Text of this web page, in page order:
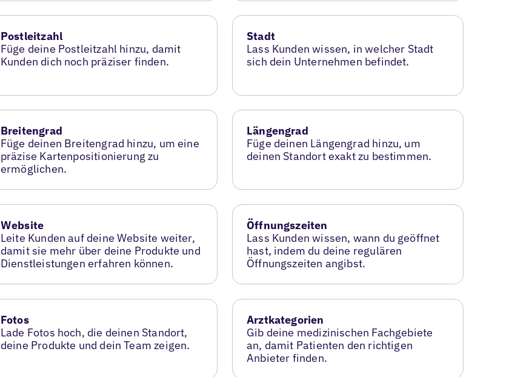
Postleitzahl
Füge deine Postleitzahl hinzu, damit
Kunden dich noch präziser finden.
Stadt
Lass Kunden wissen, in welcher Stadt
sich dein Unternehmen befindet.
Breitengrad
Füge deinen Breitengrad hinzu, um eine
präzise Kartenpositionierung zu
ermöglichen.
Längengrad
Füge deinen Längengrad hinzu, um
deinen Standort exakt zu bestimmen.
Website
Leite Kunden auf deine Website weiter,
damit sie mehr über deine Produkte und
Dienstleistungen erfahren können.
Öffnungszeiten
Lass Kunden wissen, wann du geöffnet
hast, indem du deine regulären
Öffnungszeiten angibst.
Fotos
Lade Fotos hoch, die deinen Standort,
deine Produkte und dein Team zeigen.
Arztkategorien
Gib deine medizinischen Fachgebiete
an, damit Patienten den richtigen
Anbieter finden.